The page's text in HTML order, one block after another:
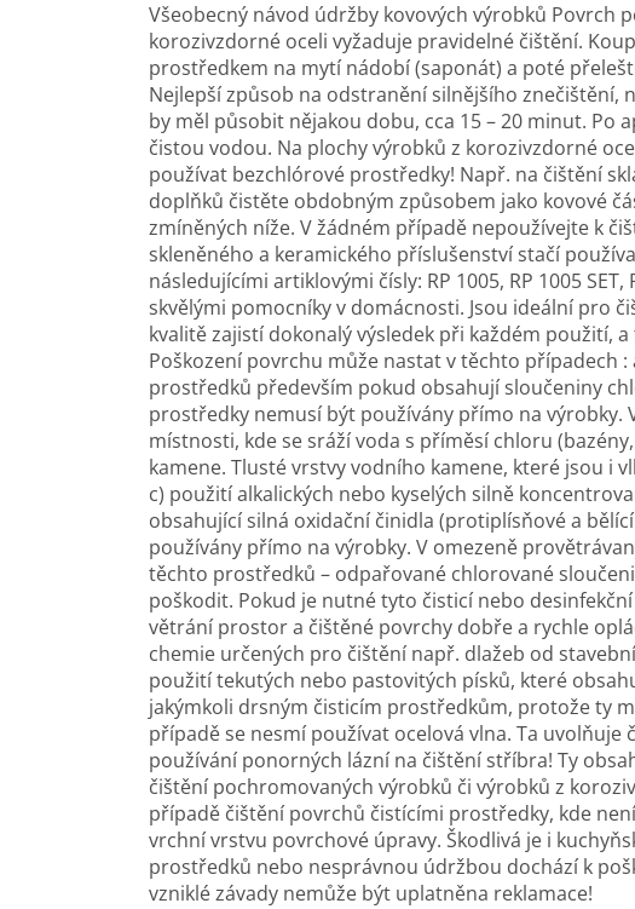
Všeobecný návod údržby kovových výrobků Povrch
korozivzdorné oceli vyžaduje pravidelné čištění.
prostředkem na mytí nádobí (saponát) a poté
Nejlepší způsob na odstranění silnějšího znečištění,
by měl působit nějakou dobu, cca 15 – 20 minut.
čistou vodou. Na plochy výrobků z korozivzdorné
používat bezchlórové prostředky! Např. na čištění
doplňků čistěte obdobným způsobem jako kovové
zmíněných níže. V žádném případě nepoužívejte k
skleněného a keramického příslušenství stačí
následujícími artiklovými čísly: RP 1005, RP 1005 SET,
skvělými pomocníky v domácnosti. Jsou ideální pro
kvalitě zajistí dokonalý výsledek při každém použití,
Poškození povrchu může nastat v těchto případech
prostředků především pokud obsahují sloučeniny
prostředky nemusí být používány přímo na výrobky.
místnosti, kde se sráží voda s příměsí chloru
kamene. Tlusté vrstvy vodního kamene, které jsou i
c) použití alkalických nebo kyselých silně
obsahující silná oxidační činidla (protiplísňové a
používány přímo na výrobky. V omezeně
těchto prostředků – odpařované chlorované
poškodit. Pokud je nutné tyto čisticí nebo
větrání prostor a čištěné povrchy dobře a rychle
chemie určených pro čištění např. dlažeb od
použití tekutých nebo pastovitých písků, které
jakýmkoli drsným čisticím prostředkům, protože ty
případě se nesmí používat ocelová vlna. Ta uvolňuje
používání ponorných lázní na čištění stříbra! Ty
čištění pochromovaných výrobků či výrobků z
případě čištění povrchů čistícími prostředky, kde
vrchní vrstvu povrchové úpravy. Škodlivá je i
prostředků nebo nesprávnou údržbou dochází k
vzniklé závady nemůže být uplatněna reklamace!